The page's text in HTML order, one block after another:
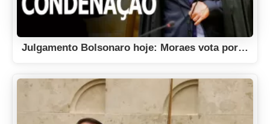
Julgamento Bolsonaro hoje: Moraes vota por…